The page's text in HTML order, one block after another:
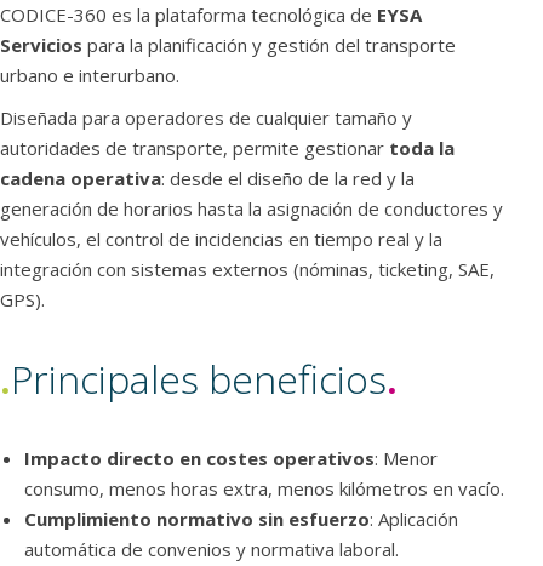
CODICE-360 es la plataforma tecnológica de EYSA
Servicios para la planificación y gestión del transporte
urbano e interurbano.
Diseñada para operadores de cualquier tamaño y
autoridades de transporte, permite gestionar toda la
cadena operativa: desde el diseño de la red y la
generación de horarios hasta la asignación de conductores y
vehículos, el control de incidencias en tiempo real y la
integración con sistemas externos (nóminas, ticketing, SAE,
GPS).
.Principales beneficios.
Impacto directo en costes operativos: Menor
consumo, menos horas extra, menos kilómetros en vacío.
Cumplimiento normativo sin esfuerzo: Aplicación
automática de convenios y normativa laboral.